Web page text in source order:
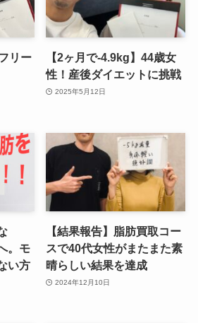
リー
【2ヶ月で-4.9kg】44歳女
性！産後ダイエットに挑戦
2025年5月12日
。モ
い方
【結果報告】脂肪買取コー
スで40代女性がまたまた素
晴らしい結果を達成
2024年12月10日